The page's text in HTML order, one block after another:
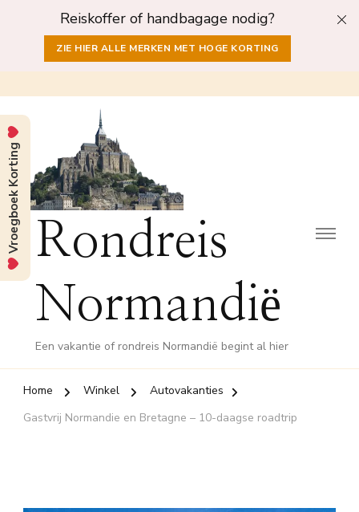
Reiskoffer of handbagage nodig?
ZIE HIER ALLE MERKEN MET HOGE KORTING
Rondreis
Normandië
Een vakantie of rondreis Normandië begint al hier
Home Winkel
Autovakanties
Gastvrij Normandie en Bretagne – 10-daagse roadtrip
Vroegboek Korting